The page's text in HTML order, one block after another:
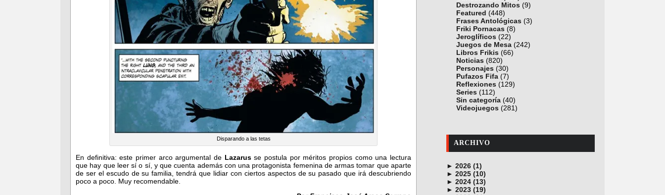
Disparando a las tetas
En definitiva: este primer arco argumental de Lazarusse postula por méritos propios como una lectura
que hay que leer sí o sí, y que cuenta además con una protagonista femenina de armas tomar que aparte
de ser el escudo de su familia, tendrá que lidiar con ciertos aspectos de su pasado que irá descubriendo
poco a poco. Muy recomendable.
Destrozando Mitos (9)
Featured (448)
Frases Antológicas (3)
Friki Pornacas (8)
Jeroglíficos (22)
Juegos de Mesa (242)
Libros Frikis (66)
Noticias (820)
Personajes (30)
Pufazos Fifa (7)
Reflexiones (129)
Series (112)
Sin categoría (40)
Videojuegos (281)
ARCHIVO
► 2026 (1)
junio (1)
► 2025 (10)
noviembre (1)
octubre (1)
► 2024 (13)
diciembre (4)
► 2023 (19)